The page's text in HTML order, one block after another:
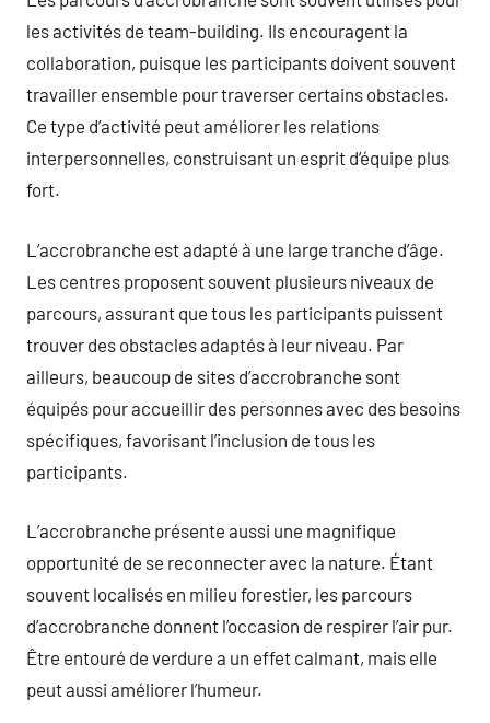
les activités de team-building. Ils encouragent la
collaboration, puisque les participants doivent souvent
travailler ensemble pour traverser certains obstacles.
Ce type d’activité peut améliorer les relations
interpersonnelles, construisant un esprit d’équipe plus
fort.
L’accrobranche est adapté à une large tranche d’âge.
Les centres proposent souvent plusieurs niveaux de
parcours, assurant que tous les participants puissent
trouver des obstacles adaptés à leur niveau. Par
ailleurs, beaucoup de sites d’accrobranche sont
équipés pour accueillir des personnes avec des besoins
spécifiques, favorisant l’inclusion de tous les
participants.
L’accrobranche présente aussi une magnifique
opportunité de se reconnecter avec la nature. Étant
souvent localisés en milieu forestier, les parcours
d’accrobranche donnent l’occasion de respirer l’air pur.
Être entouré de verdure a un effet calmant, mais elle
peut aussi améliorer l’humeur.